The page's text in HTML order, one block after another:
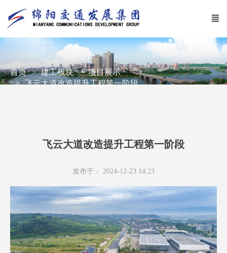
首页 建工板块
项目展示
飞云大道改造提升工程第一阶段
飞云大道改造提升工程第一阶段
发布于： 2024-12-23 14:23